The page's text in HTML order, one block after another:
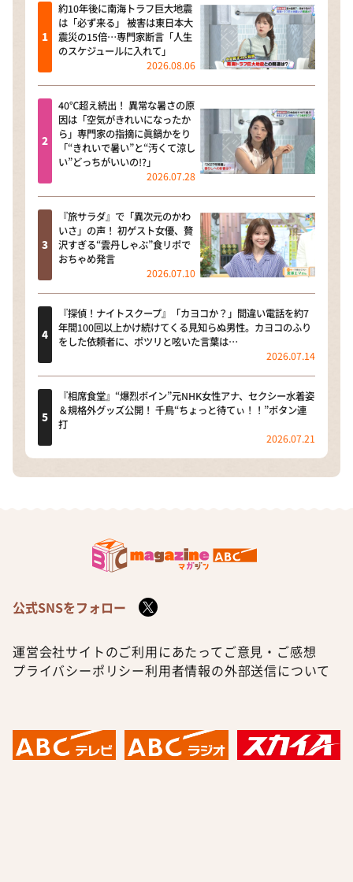
約10年後に南海トラフ巨大地震
は「必ず来る」 被害は東日本大
震災の15倍…専門家断言「人生
のスケジュールに入れて」
2026.08.06
40℃超え続出！ 異常な暑さの原
因は「空気がきれいになったか
ら」専門家の指摘に眞鍋かをり
「“きれいで暑い”と“汚くて涼し
い”どっちがいいの!?」
2026.07.28
『旅サラダ』で「異次元のかわ
いさ」の声！ 初ゲスト女優、贅
沢すぎる“雲丹しゃぶ”食リポで
おちゃめ発言
2026.07.10
『探偵！ナイトスクープ』「カヨコか？」間違い電話を約7
年間100回以上かけ続けてくる見知らぬ男性。カヨコのふり
をした依頼者に、ポツリと呟いた言葉は…
2026.07.14
『相席食堂』“爆烈ボイン”元NHK女性アナ、セクシー水着姿
＆規格外グッズ公開！ 千鳥“ちょっと待てぃ！！”ボタン連
打
2026.07.21
公式SNSをフォロー
運営会社サイトのご利用にあたって ご意見・ご感想
プライバシーポリシー利用者情報の外部送信について